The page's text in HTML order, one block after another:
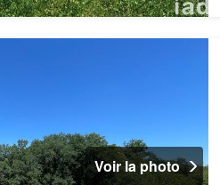
Voir la photo